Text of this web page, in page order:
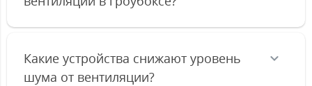
Какие устройства снижают уровень
шума от вентиляции?